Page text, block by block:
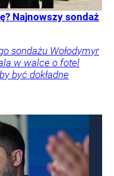
Najnowszy sondaż
sondażu Wołodymyr
w walce o fotel
być dokładne